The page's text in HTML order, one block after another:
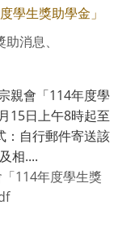
學生獎助學金」
消息、
親會「114年度學
15日上午8時起至
：自行郵件寄送該
相....
114年度學生獎